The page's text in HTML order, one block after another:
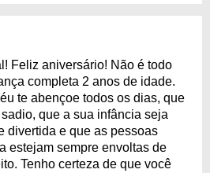
Feliz aniversário! Não é todo
completa 2 anos de idade.
te abençoe todos os dias, que
que a sua infância seja
divertida e que as pessoas
estejam sempre envoltas de
Tenho certeza de que você